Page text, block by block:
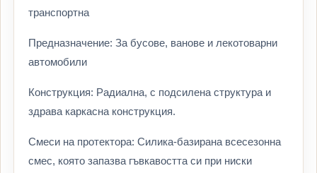
транспортна
Предназначение: За бусове, ванове и лекотоварни
автомобили
Конструкция: Радиална, с подсилена структура и
здрава каркасна конструкция.
Смеси на протектора: Силика-базирана всесезонна
смес, която запазва гъвкавостта си при ниски